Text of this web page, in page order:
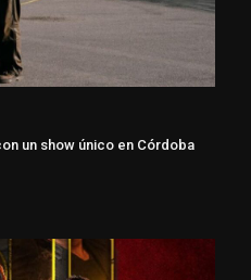
un show único en Córdoba